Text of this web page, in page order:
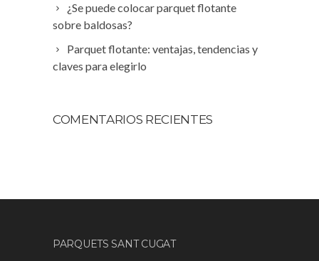
¿Se puede colocar parquet flotante
sobre baldosas?
Parquet flotante: ventajas, tendencias y
claves para elegirlo
COMENTARIOS RECIENTES
PARQUETS SANT CUGAT